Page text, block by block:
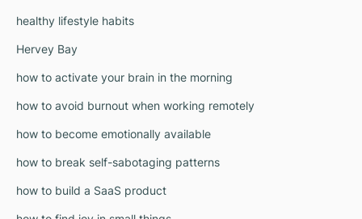
healthy lifestyle habits
Hervey Bay
how to activate your brain in the morning
how to avoid burnout when working remotely
how to become emotionally available
how to break self-sabotaging patterns
how to build a SaaS product